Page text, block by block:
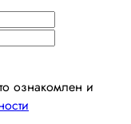
ознакомлен и